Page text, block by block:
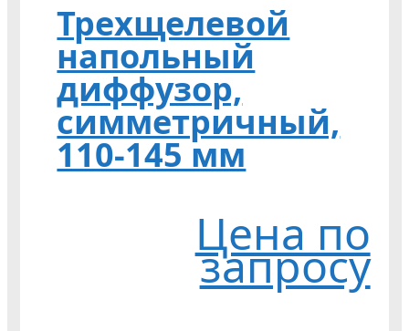
Трехщелевой
напольный
диффузор,
симметричный,
110-145 мм
Цена по
запросу